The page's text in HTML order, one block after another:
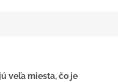
veľa miesta, čo je